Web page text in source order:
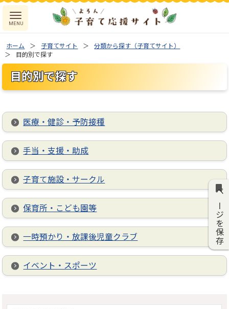
ホーム 子育てサイト
分類から探す（子育てサイト）
目的別で探す
目的別で探す
医療・健診・予防接種
手当・支援・助成
子育て施設・サークル
保育所・こども園等
一時預かり・放課後児童クラブ
イベント・スポーツ
ページを保存